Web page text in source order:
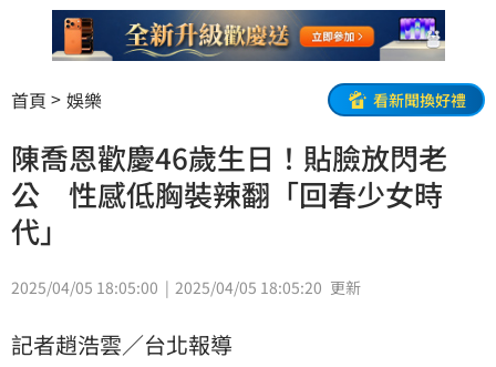
首頁 娛樂 看新聞換好禮
陳喬恩歡慶46歲生日！貼臉放閃老
公 性感低胸裝辣翻「回春少女時
代」
2025/04/05 18:05:00 2025/04/05 18:05:20 更新
記者趙浩雲／台北報導